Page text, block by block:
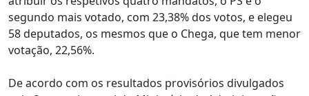
segundo mais votado, com 23,38% dos votos, e elegeu
58 deputados, os mesmos que o Chega, que tem menor
votação, 22,56%.
De acordo com os resultados provisórios divulgados